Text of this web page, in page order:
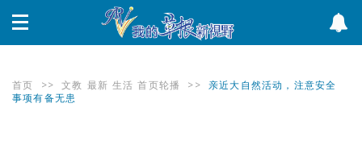
首页 >> 文教 最新 生活 首页轮播 >> 亲近大自然活动，注意安全
事项有备无患